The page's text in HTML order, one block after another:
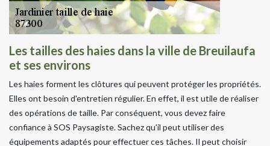
Les tailles des haies dans la ville de Breuilaufa
et ses environs
Les haies forment les clôtures qui peuvent protéger les propriétés.
Elles ont besoin d'entretien régulier. En effet, il est utile de réaliser
des opérations de taille. Par conséquent, vous devez faire
confiance à SOS Paysagiste. Sachez qu'il peut utiliser des
équipements adaptés pour effectuer ces tâches. Il peut choisir